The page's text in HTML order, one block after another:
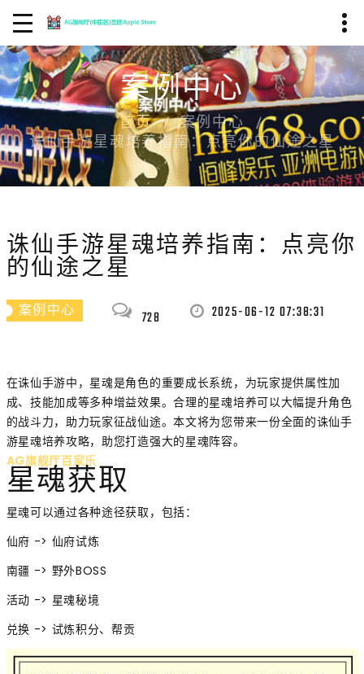
案例中心
首页
案例中心
诛仙手游星魂培养指南：点亮你的仙途之星
诛仙手游星魂培养指南：点亮你
的仙途之星
案例中心 728 2025-06-12 07:38:31
在诛仙手游中，星魂是角色的重要成长系统，为玩家提供属性加
成、技能加成等多种增益效果。合理的星魂培养可以大幅提升角色
的战斗力，助力玩家征战仙途。本文将为您带来一份全面的诛仙手
游星魂培养攻略，助您打造强大的星魂阵容。
AG旗舰厅百家乐
星魂获取
星魂可以通过各种途径获取，包括：
仙府 -> 仙府试炼
南疆 -> 野外BOSS
活动 -> 星魂秘境
兑换 -> 试炼积分、帮贡